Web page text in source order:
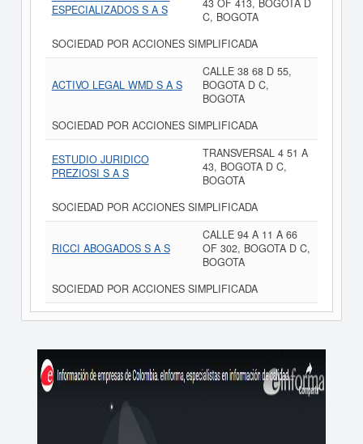
ESPECIALIZADOS S A S
43 OF 413, BOGOTA D
C, BOGOTA
SOCIEDAD POR ACCIONES SIMPLIFICADA
ACTIVO LEGAL WMD S A S
CALLE 38 68 D 55,
BOGOTA D C,
BOGOTA
SOCIEDAD POR ACCIONES SIMPLIFICADA
ESTUDIO JURIDICO
PREZIOSI S A S
TRANSVERSAL 4 51 A
43, BOGOTA D C,
BOGOTA
SOCIEDAD POR ACCIONES SIMPLIFICADA
RICCI ABOGADOS S A S
CALLE 94 A 11 A 66
OF 302, BOGOTA D C,
BOGOTA
SOCIEDAD POR ACCIONES SIMPLIFICADA